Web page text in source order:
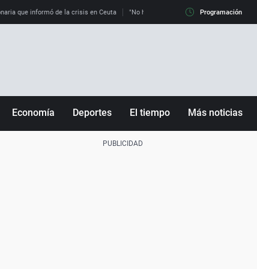
que informó de la crisis en Ceuta "No hay mafias, que no nos engañen":
Programación
Economía Deportes El tiempo Más noticias